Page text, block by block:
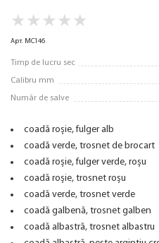
★ ★ ★ ★ ★
Арт. MC146
Timp de lucru sec
Calibru mm
Număr de salve
coadă roșie, fulger alb
coadă verde, trosnet de brocart
coadă roșie, fulger verde, roșu
coadă roșie, trosnet roșu
coadă verde, trosnet verde
coadă galbenă, trosnet galben
coadă albastră, trosnet albastru